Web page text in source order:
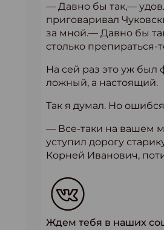
— Давно бы так,—
приговаривал
за мной.— Давно бы
столько препираться-
На сей раз это уж был
ложный, а настоящий.
Так я думал. Но
— Все-таки на вашем
уступил дорогу
Корней Иванович,
Ждем тебя в наших